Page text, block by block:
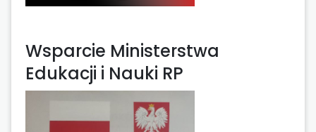
Wsparcie Ministerstwa
Edukacji i Nauki RP